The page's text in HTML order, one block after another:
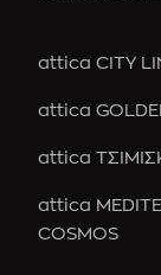
attica CITY
attica
attica
attica
COSMOS